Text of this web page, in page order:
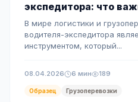
экспедитора: что
В мире логистики и
водителя-экспедитора
инструментом, который...
08.04.2026 6 мин 189
Образец Грузоперевозки